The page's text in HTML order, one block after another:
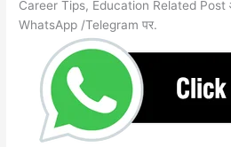
Career Tips, Education Related Post
WhatsApp /Telegram पर.